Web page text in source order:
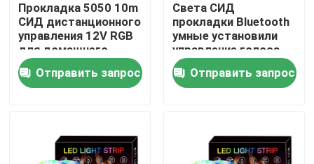
Поверхностный установленный профиль СИД
Утопленные профили СИД
Прокладка 5050 10m
СИД дистанционного
управления 12V RGB
для домашнего
украшения
Отправить запрос
Света СИД
прокладки Bluetooth
умные установили
управление голоса
музыки 5050 RGB
Отправить запрос